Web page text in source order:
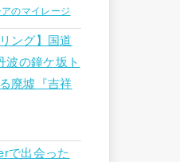
のマイレージ
ング】国道
波の鐘ケ坂ト
廃墟『吉祥
で出会った